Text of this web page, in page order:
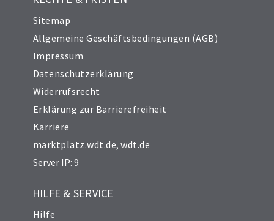
Sitemap
Allgemeine Geschäftsbedingungen (AGB)
Impressum
Datenschutzerklärung
Widerrufsrecht
Erklärung zur Barrierefreiheit
Karriere
marktplatz.wdt.de,wdt.de
Server IP: 9
HILFE & SERVICE
Hilfe